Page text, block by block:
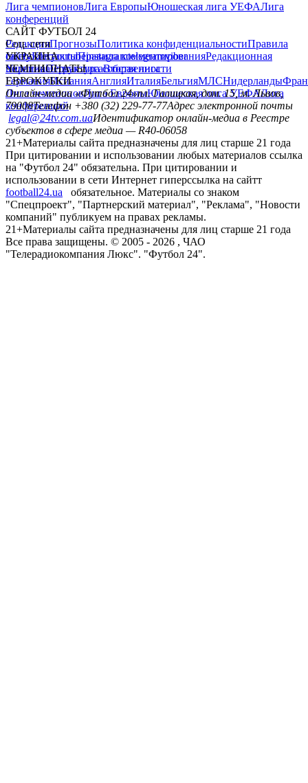
Лига чемпионовЛига ЕвропыЮношеская лига УЕФАЛига
конференций
САЙТ ФУТБОЛ 24
РедакцияПрогнозыПолитика конфиденциальностиПравила
сайтуКонтактыПравила комментированияРедакционная
политикаСтруктура собственности
Соц. сети
facebookxyoutubeinstagramtelegramviber
УКРАИНА
УкраинаПервая лигаВторая лига
ЧЕМПИОНАТЫ
ГерманияИспанияАнглияИталияБельгияМЛСНидерланды
ЕВРОКУБКИ
Лига чемпионовЛига ЕвропыЮношеская лига УЕФАЛига
конференций
Онлайн-медиа «Футбол 24»пл. Галицкая, дом. 15, м. Львов,
79008Телефон +380 (32) 229-77-77Адрес электронной почты
legal@24tv.com.uaИдентификатор онлайн-медиа в Реестре
субъектов в сфере медиа — R40-06058
21+Материалы сайта предназначены для лиц старше 21 года
При цитировании и использовании любых материалов ссылка
на "Футбол 24" обязательна. При цитировании и
использовании в сети Интернет гиперссылка на сайтт
football24.ua
обязательное. Материалы со знаком
"Спецпроект", "Партнерский материал", "Реклама", "Новости
компаний" публикуем на правах рекламы.
21+Материалы сайта предназначены для лиц старше 21 года
Все права защищены. © 2005 - 2026 , ЧАО
"Телерадиокомпания Люкс". "Футбол 24".